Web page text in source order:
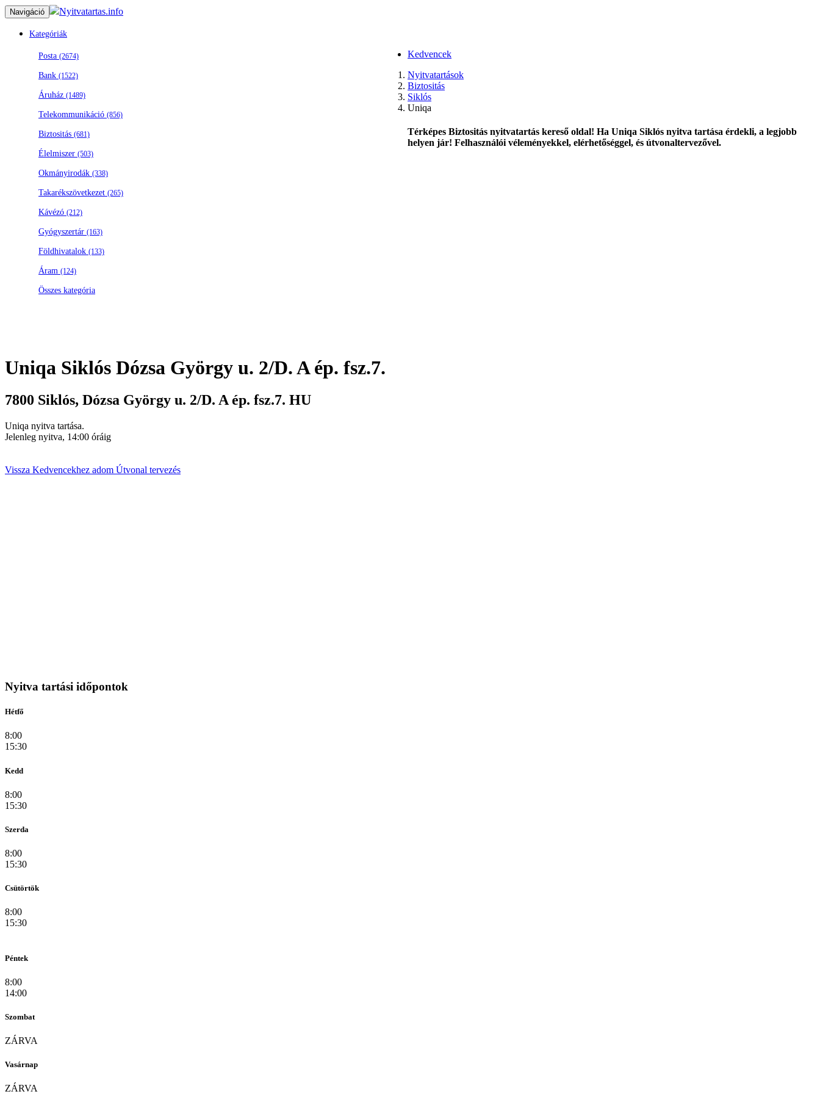
Navigáció Nyitvatartas.info
Kategóriák
Posta (2674)
Bank (1522)
Áruház (1489)
Telekommunikáció (856)
Biztositás (681)
Élelmiszer (503)
Okmányirodák (338)
Takarékszövetkezet (265)
Kávézó (212)
Gyógyszertár (163)
Földhivatalok (133)
Áram (124)
Összes kategória
Kedvencek
Nyitvatartások
Biztositás
Siklós
Uniqa
Térképes Biztositás nyitvatartás kereső oldal! Ha Uniqa Siklós nyitva tartása érdekli, a legjobb
helyen jár! Felhasználói véleményekkel, elérhetőséggel, és útvonaltervezővel.
Uniqa Siklós Dózsa György u. 2/D. A ép. fsz.7.
7800 Siklós, Dózsa György u. 2/D. A ép. fsz.7. HU
Uniqa nyitva tartása.
Jelenleg nyitva, 14:00 óráig
Vissza Kedvencekhez adom Útvonal tervezés
Nyitva tartási időpontok
Hétfő
8:00
15:30
Kedd
8:00
15:30
Szerda
8:00
15:30
Csütörtök
8:00
15:30
Péntek
8:00
14:00
Szombat
ZÁRVA
Vasárnap
ZÁRVA